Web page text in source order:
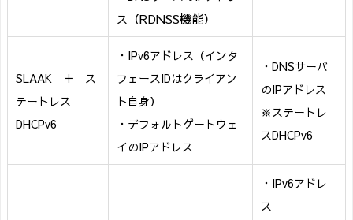
ス （RDNSS機能）
SLAAK ＋ ス
テートレス
DHCPv6
・IPv6アドレス（インタ
フェースIDはクライアン
ト自身）
・デフォルトゲートウェ
イのIPアドレス
・DNSサーバ
のIPアドレス
※ステートレ
スDHCPv6
・IPv6アドレ
ス